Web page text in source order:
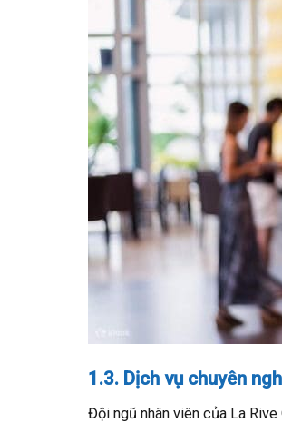
1.3. Dịch vụ chuyên
Đội ngũ nhân viên của La